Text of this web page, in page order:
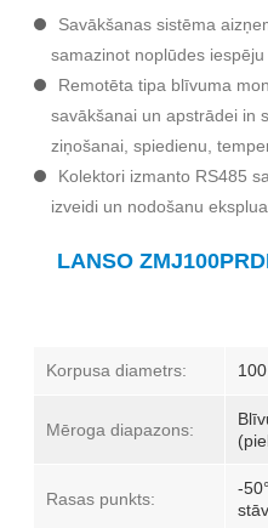
Savākšanas sistēma
samazinot noplūdes iespēju
Remotēta tipa blīvuma
savākšanai un apstrādei in
ziņošanai, spiedienu,
Kolektori izmanto RS485
izveidi un nodošanu
LANSO
Korpusa diametrs:
Mēroga diapazons:
Rasas punkts:
-